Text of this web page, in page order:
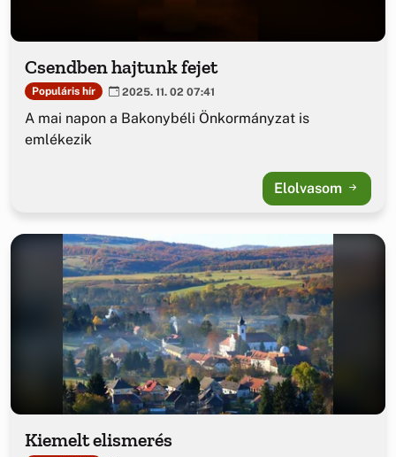
Csendben hajtunk fejet
Populáris hír 2025. 11. 02 07:41
A mai napon a Bakonybéli Önkormányzat is
emlékezik
Elolvasom
Kiemelt elismerés